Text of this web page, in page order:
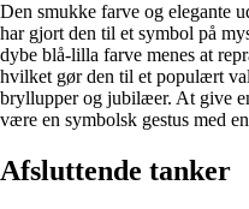
Den smukke farve og elegante
har gjort den til et symbol på
dybe blå-lilla farve menes at
hvilket gør den til et populært
bryllupper og jubilæer. At give
være en symbolsk gestus med
Afsluttende tanker